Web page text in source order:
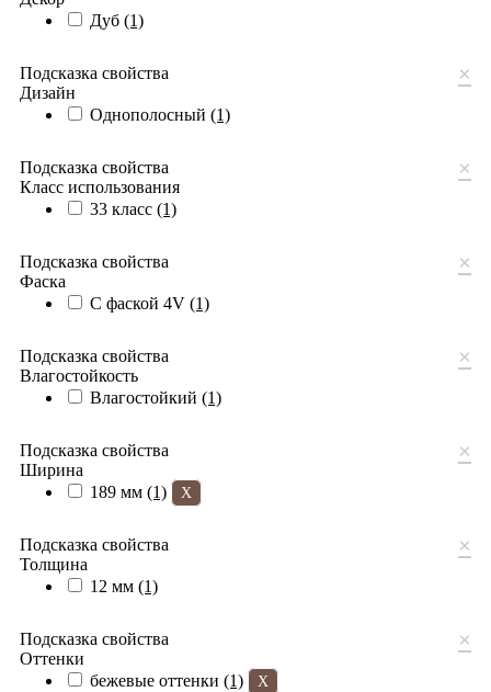
Дуб (1)
Подсказка свойства ×
Дизайн
Однополосный (1)
Подсказка свойства ×
Класс использования
33 класс (1)
Подсказка свойства ×
Фаска
С фаской 4V (1)
Подсказка свойства ×
Влагостойкость
Влагостойкий (1)
Подсказка свойства ×
Ширина
189 мм (1) X
Подсказка свойства ×
Толщина
12 мм (1)
Подсказка свойства ×
Оттенки
бежевые оттенки (1) X